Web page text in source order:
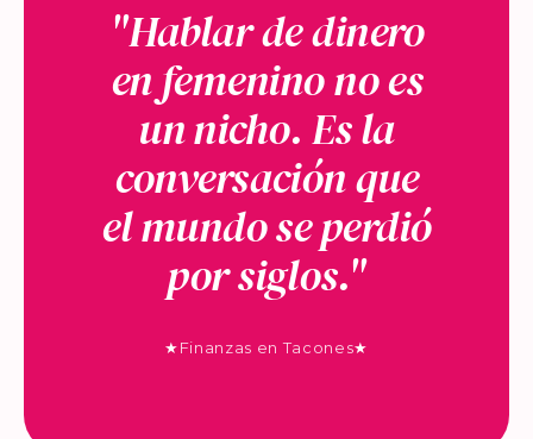
"Hablar de dinero
en femenino no es
un nicho. Es la
conversación que
el mundo se perdió
por siglos."
★Finanzas en Tacones★